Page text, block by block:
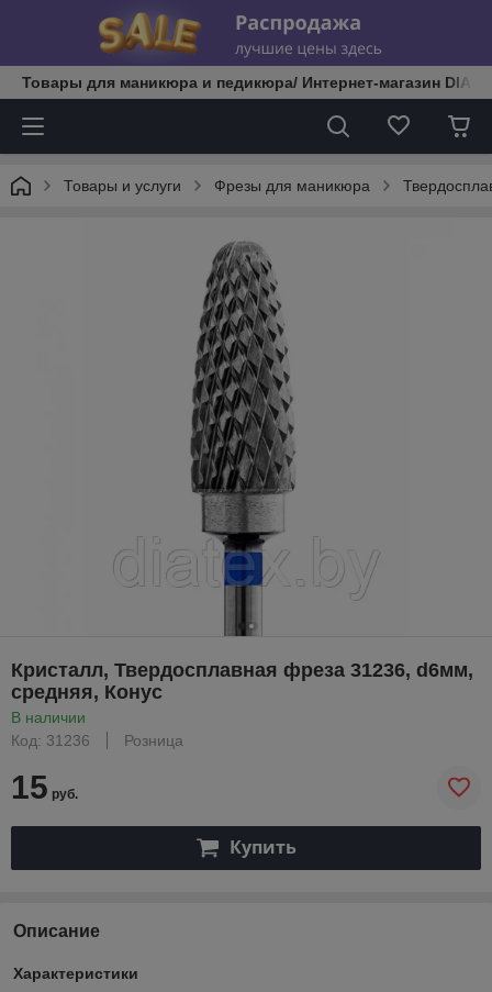
Товары для маникюра и педикюра/ Интернет-магазин
Товары и услуги Фрезы для маникюра
Кристалл, Твердосплавная фреза 31236, d6мм,
средняя, Конус
В наличии
Код: 31236
Розница
15 руб.
Купить
Описание
Характеристики